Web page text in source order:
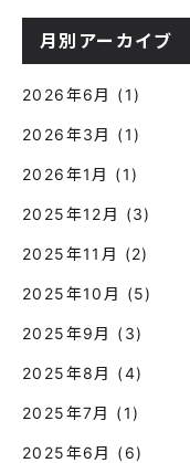
月別アーカイブ
2026年6月 (1)
2026年3月 (1)
2026年1月 (1)
2025年12月 (3)
2025年11月 (2)
2025年10月 (5)
2025年9月 (3)
2025年8月 (4)
2025年7月 (1)
2025年6月 (6)